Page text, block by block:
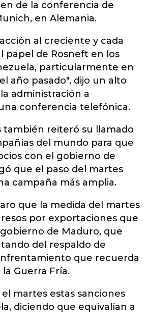
de la conferencia de
en Alemania.
al creciente y cada
papel de Rosneft en los
particularmente en
año pasado", dijo un alto
administración a
conferencia telefónica.
también reiteró su llamado
del mundo para que
con el gobierno de
que el paso del martes
campaña más amplia.
que la medida del martes
por exportaciones que
de Maduro, que
del respaldo de
que recuerda
la Guerra Fría.
martes estas sanciones
diciendo que equivalían a